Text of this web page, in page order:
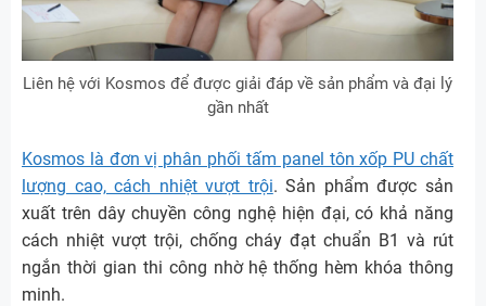
Liên hệ với Kosmos để được giải đáp về sản phẩm và đại lý
gần nhất
Kosmos là đơn vị phân phối tấm panel tôn xốp PU chất
lượng cao, cách nhiệt vượt trội. Sản phẩm được sản
xuất trên dây chuyền công nghệ hiện đại, có khả năng
cách nhiệt vượt trội, chống cháy đạt chuẩn B1 và rút
ngắn thời gian thi công nhờ hệ thống hèm khóa thông
minh.